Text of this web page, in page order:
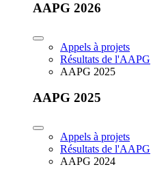
AAPG 2026
Appels à projets
Résultats de l'AAPG
AAPG 2025
AAPG 2025
Appels à projets
Résultats de l'AAPG
AAPG 2024